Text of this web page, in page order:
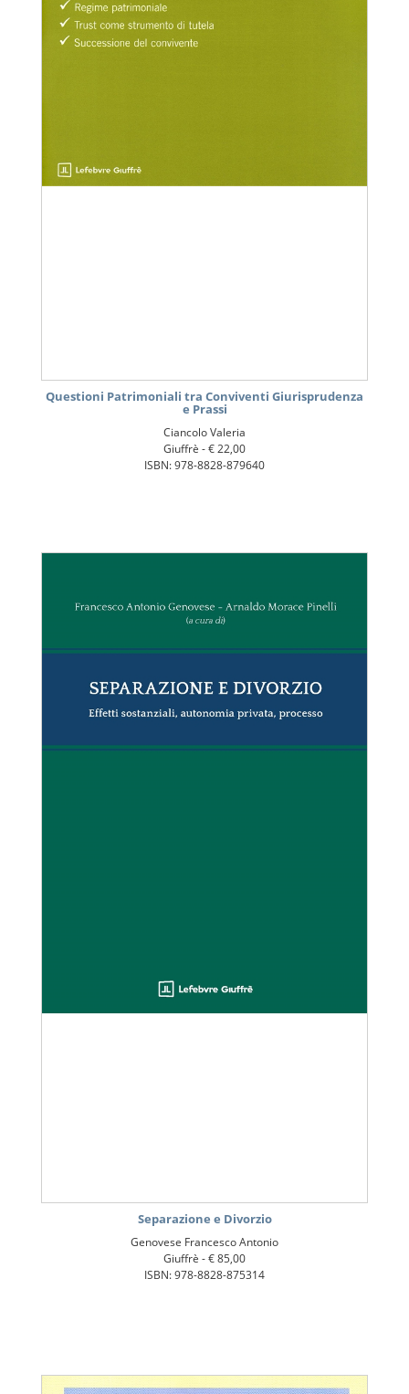
Questioni Patrimoniali tra Conviventi Giurisprudenza
e Prassi
Ciancolo Valeria
Giuffrè -€ 22,00
ISBN: 978-8828-879640
Separazione e Divorzio
Genovese Francesco Antonio
Giuffrè -€ 85,00
ISBN: 978-8828-875314